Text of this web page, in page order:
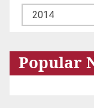
ー
イ
ブ
Popular